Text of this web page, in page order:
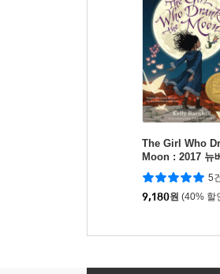
The Girl Who
Moon : 2017 뉴
작
5
9,180원 (40% 할